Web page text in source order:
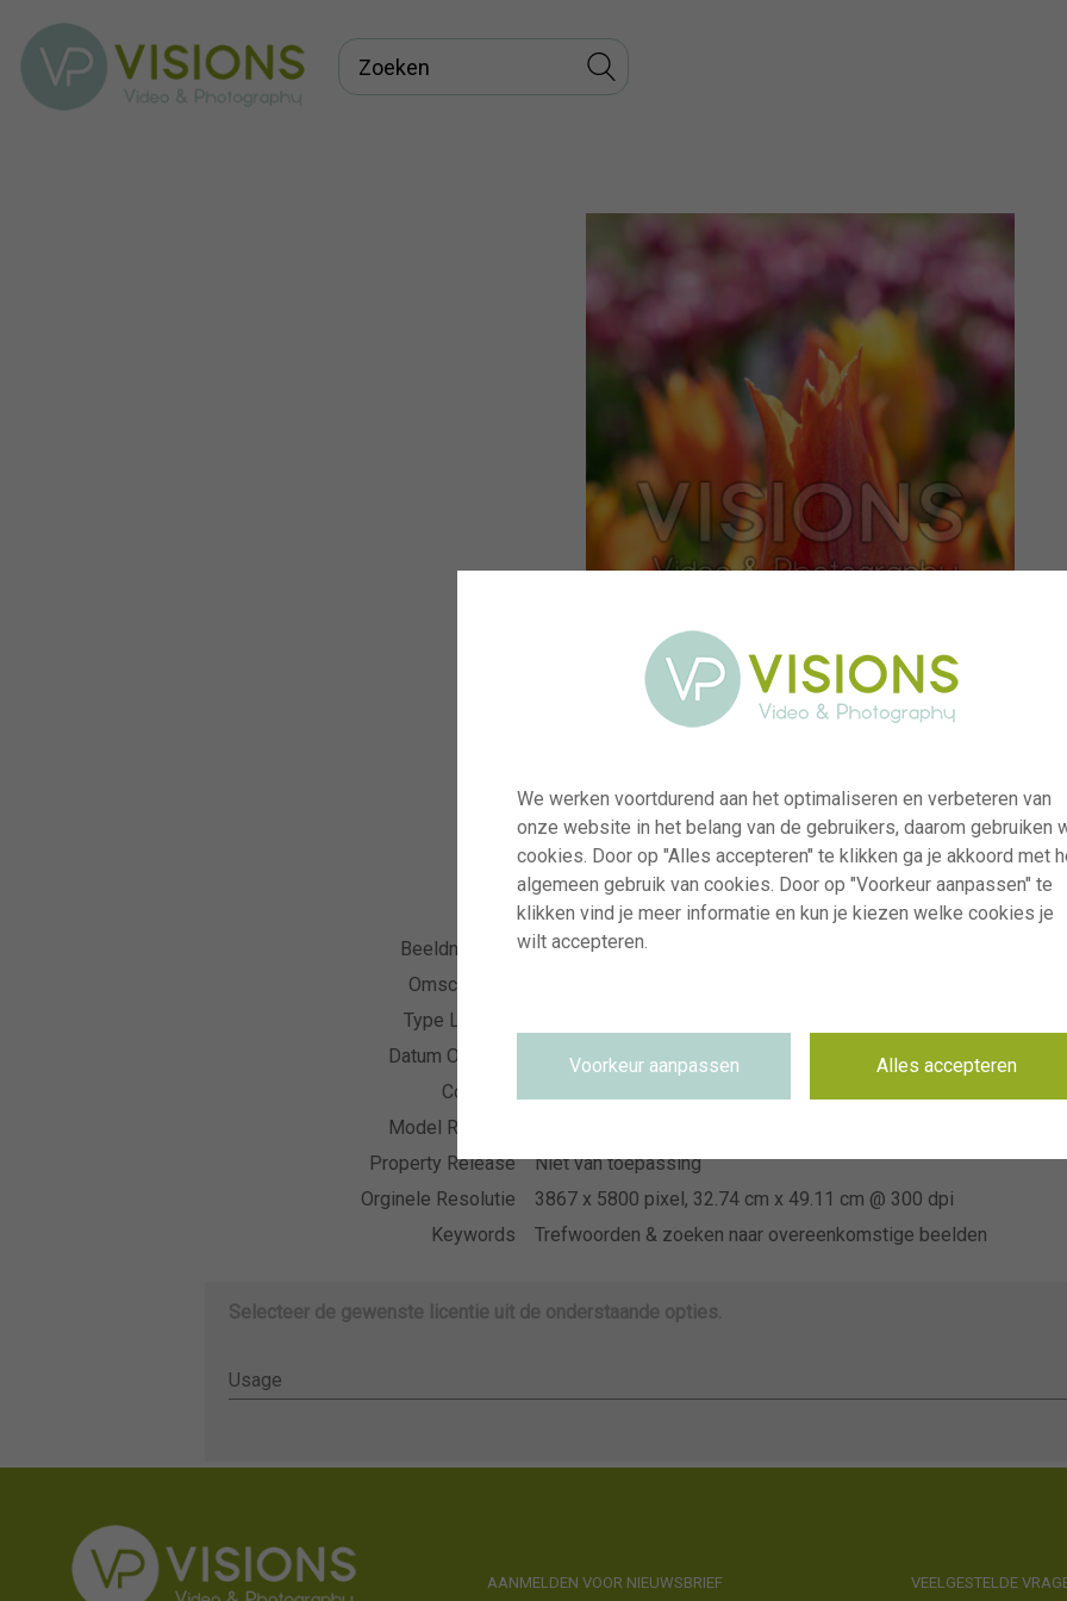
Beeldnummer
visi241500
Omschrijving
Type Licentie
Datum Opname
22.04.2026
Collectie
Model Release
Property Release
Niet van toepassing
Orginele Resolutie
3867 x 5800 pixel, 32.74 cm x 49.11 cm @ 300 dpi
Keywords
Trefwoorden & zoeken naar overeenkomstige beelden
Selecteer de gewenste licentie uit de onderstaande opties.
Usage
Usage
AANMELDEN VOOR NIEUWSBRIEF VEELGESTELDE
We werken voortdurend aan het optimaliseren en verbeteren van
onze website in het belang van de gebruikers, daarom gebruiken
cookies. Door op "Alles accepteren" te klikken ga je akkoord met
algemeen gebruik van cookies. Door op "Voorkeur aanpassen" te
klikken vind je meer informatie en kun je kiezen welke cookies je
wilt accepteren.
Voorkeur aanpassen Alles accepteren